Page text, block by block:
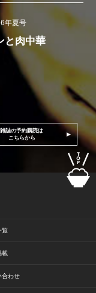
年夏号
と肉中華
雑誌の予約購読は
こちらから
覧
載
合わせ